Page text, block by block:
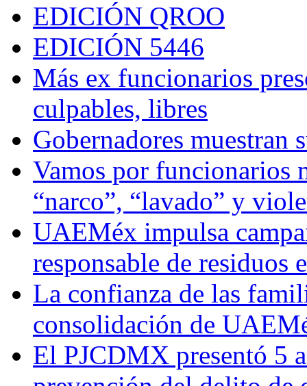
EDICIÓN QROO
EDICIÓN 5446
Más ex funcionarios
culpables, libres
Gobernadores muestran
Vamos por funcionarios
“narco”, “lavado” y
UAEMéx impulsa
responsable de residuos
La confianza de las
consolidación de
El PJCDMX presentó 5